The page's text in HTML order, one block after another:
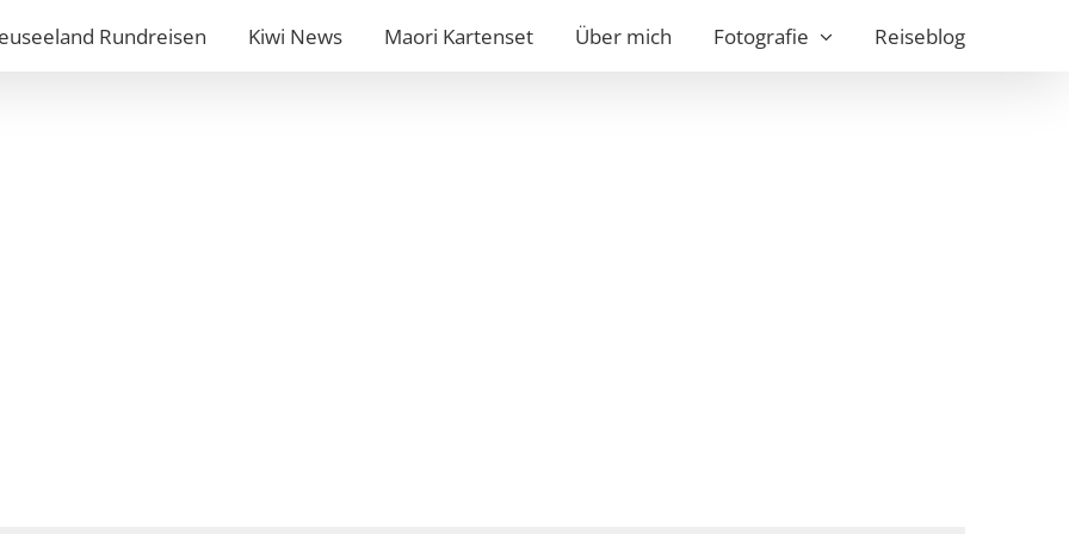
Rundreisen Kiwi News Maori Kartenset Über mich Fotografie Reiseblog